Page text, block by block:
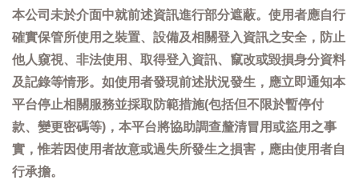
本公司未於介面中就前述資訊進行部分遮蔽。使用者應自行
確實保管所使用之裝置、設備及相關登入資訊之安全，防止
他人窺視、非法使用、取得登入資訊、竄改或毀損身分資料
及記錄等情形。如使用者發現前述狀況發生，應立即通知本
平台停止相關服務並採取防範措施(包括但不限於暫停付
款、變更密碼等)，本平台將協助調查釐清冒用或盜用之事
實，惟若因使用者故意或過失所發生之損害，應由使用者自
行承擔。